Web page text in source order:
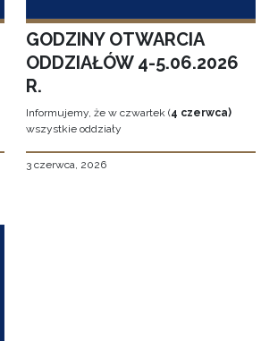
GODZINY OTWARCIA
ODDZIAŁÓW 4-5.06.2026
R.
Informujemy, że w czwartek (4 czerwca)
wszystkie oddziały
3 czerwca, 2026